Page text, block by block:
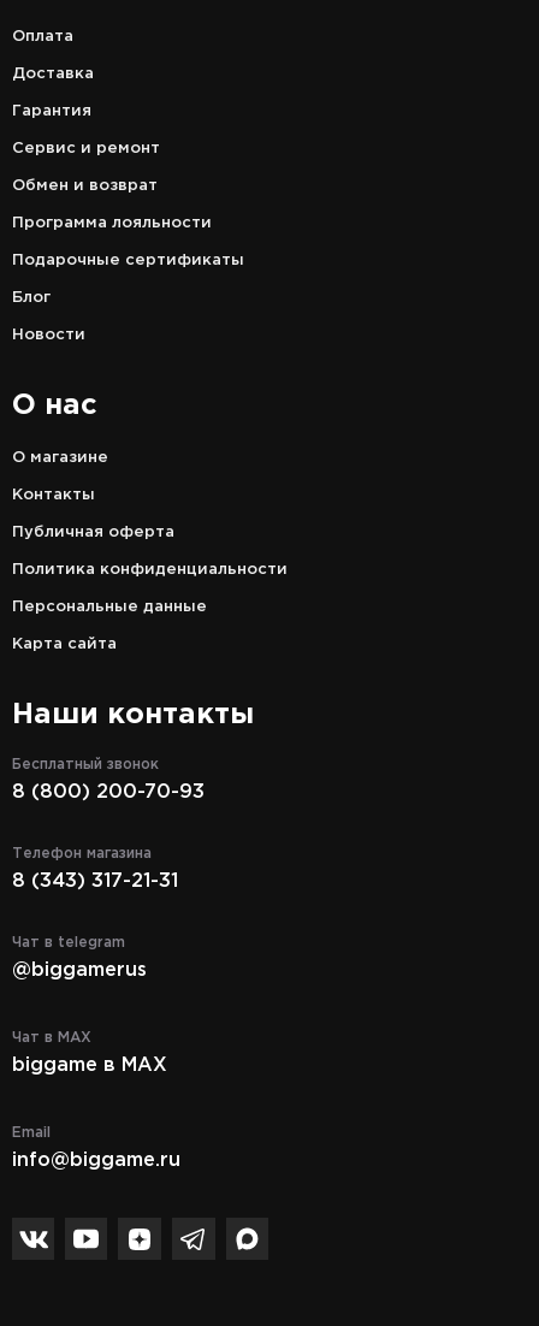
Оплата
Доставка
Гарантия
Сервис и ремонт
Обмен и возврат
Программа лояльности
Подарочные сертификаты
Блог
Новости
О нас
О магазине
Контакты
Публичная оферта
Политика конфиденциальности
Персональные данные
Карта сайта
Наши контакты
Бесплатный звонок
8 (800) 200-70-93
Телефон магазина
8 (343) 317-21-31
Чат в telegram
@biggamerus
Чат в MAX
biggame в MAX
Email
info@biggame.ru